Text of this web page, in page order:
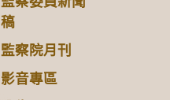
稿
監察院月刊
影音專區